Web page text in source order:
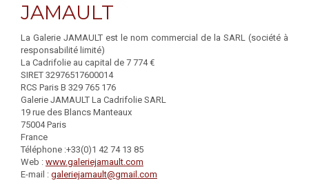
JAMAULT
La Galerie JAMAULT est le nom commercial de la SARL (société à
responsabilité limité)
La Cadrifolie au capital de 7 774 €
SIRET 32976517600014
RCS Paris B 329 765 176
Galerie JAMAULT La Cadrifolie SARL
19 rue des Blancs Manteaux
75004 Paris
France
Téléphone :+33(0)1 42 74 13 85
Web : www.galeriejamault.com
E-mail : galeriejamault@gmail.com